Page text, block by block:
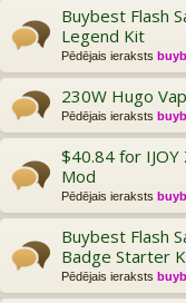
Buybest Flash
Legend Kit
Pēdējais ieraksts
230W Hugo
Pēdējais ieraksts
$40.84 for IJOY
Mod
Pēdējais ieraksts
Buybest Flash
Badge Starter
Pēdējais ieraksts